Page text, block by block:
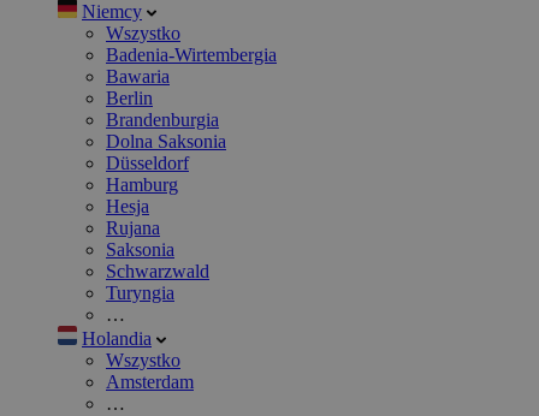
Niemcy
Wszystko
Badenia-Wirtembergia
Bawaria
Berlin
Brandenburgia
Dolna Saksonia
Düsseldorf
Hamburg
Hesja
Rujana
Saksonia
Schwarzwald
Turyngia
…
Holandia
Wszystko
Amsterdam
…